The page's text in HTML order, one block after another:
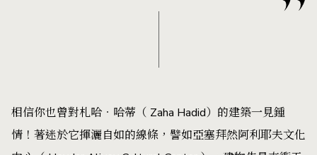
相信你也曾對札哈‧哈蒂（ Zaha Hadid）的建築一見鍾
情！著迷於它揮灑自如的線條，譬如亞塞拜然阿利耶夫文化